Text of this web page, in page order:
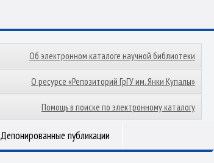
Об электронном каталоге научной библиотеки
О ресурсе «Репозиторий ГрГУ им. Янки Купалы»
Помощь в поиске по электронному каталогу
Депонированные публикации